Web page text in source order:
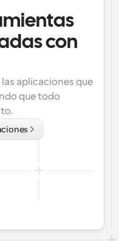
con
aplicaciones que
que todo